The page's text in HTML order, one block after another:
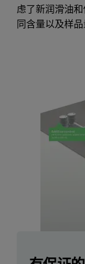
虑了新润滑油
同含量以及样品